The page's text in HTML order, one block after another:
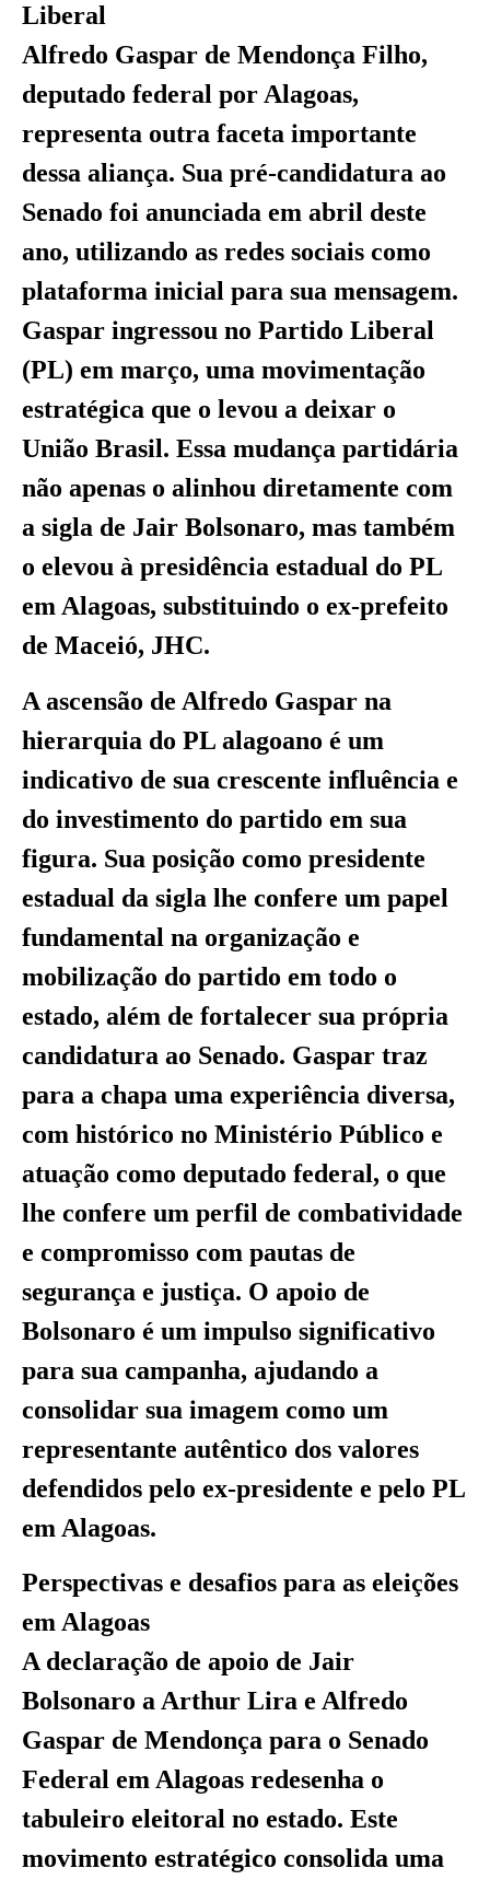
Liberal
Alfredo Gaspar de Mendonça Filho,
deputado federal por Alagoas,
representa outra faceta importante
dessa aliança. Sua pré-candidatura ao
Senado foi anunciada em abril deste
ano, utilizando as redes sociais como
plataforma inicial para sua mensagem.
Gaspar ingressou no Partido Liberal
(PL) em março, uma movimentação
estratégica que o levou a deixar o
União Brasil. Essa mudança partidária
não apenas o alinhou diretamente com
a sigla de Jair Bolsonaro, mas também
o elevou à presidência estadual do PL
em Alagoas, substituindo o ex-prefeito
de Maceió, JHC.
A ascensão de Alfredo Gaspar na
hierarquia do PL alagoano é um
indicativo de sua crescente influência e
do investimento do partido em sua
figura. Sua posição como presidente
estadual da sigla lhe confere um papel
fundamental na organização e
mobilização do partido em todo o
estado, além de fortalecer sua própria
candidatura ao Senado. Gaspar traz
para a chapa uma experiência diversa,
com histórico no Ministério Público e
atuação como deputado federal, o que
lhe confere um perfil de combatividade
e compromisso com pautas de
segurança e justiça. O apoio de
Bolsonaro é um impulso significativo
para sua campanha, ajudando a
consolidar sua imagem como um
representante autêntico dos valores
defendidos pelo ex-presidente e pelo PL
em Alagoas.
Perspectivas e desafios para as eleições
em Alagoas
A declaração de apoio de Jair
Bolsonaro a Arthur Lira e Alfredo
Gaspar de Mendonça para o Senado
Federal em Alagoas redesenha o
tabuleiro eleitoral no estado. Este
movimento estratégico consolida uma